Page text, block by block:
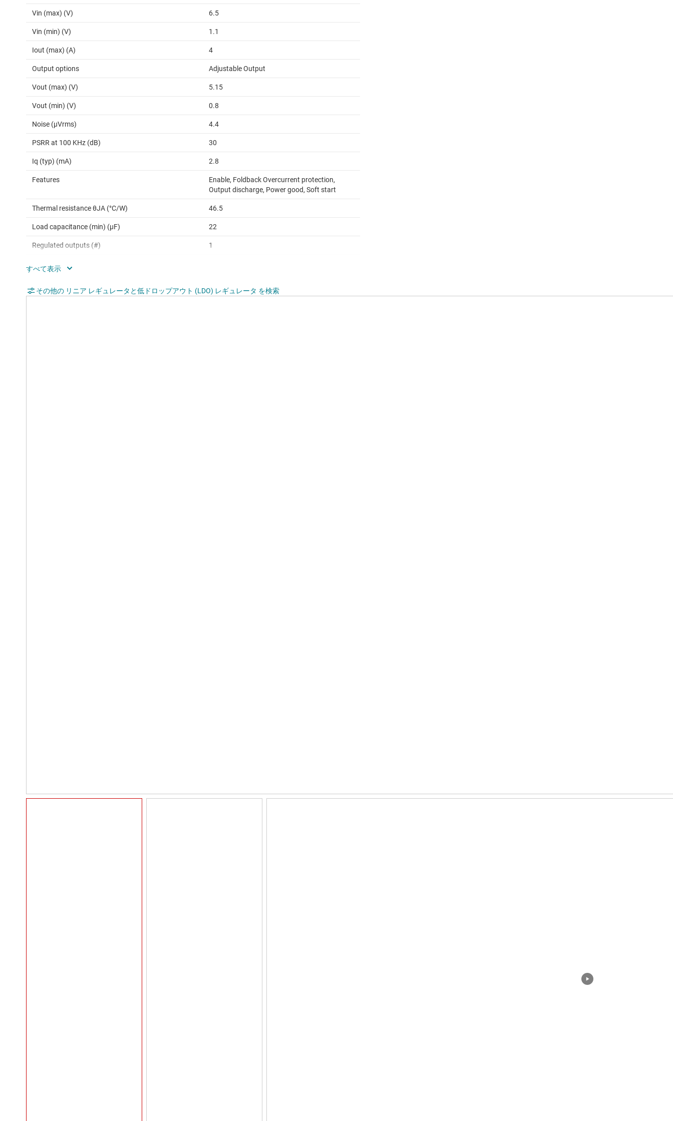
Vin (max) (V) 6.5
Vin (min) (V) 1.1
Iout (max) (A) 4
Output options Adjustable Output
Vout (max) (V) 5.15
Vout (min) (V) 0.8
Noise (µVrms) 4.4
PSRR at 100 KHz (dB) 30
Iq (typ) (mA) 2.8
Features
Enable, Foldback Overcurrent protection,
Output discharge, Power good, Soft start
Thermal resistance θJA (°C/W) 46.5
Load capacitance (min) (µF) 22
Regulated outputs (#) 1
Accuracy (%)
その他の リニア レギュレータと低ドロップアウト (LDO) レギュレータ を検索